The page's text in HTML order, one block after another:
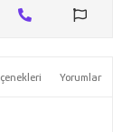
Yorumlar